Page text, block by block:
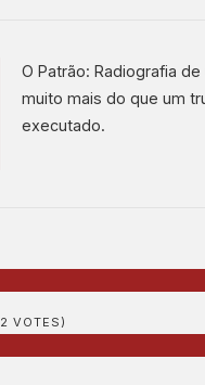
O Patrão: Radiografia
muito mais do que um
executado.
2 VOTES)